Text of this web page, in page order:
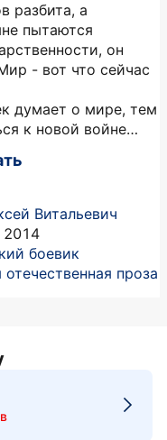
разбита, а
пытаются
он
- вот что сейчас
думает о мире, тем
к новой войне…
Витальевич
2014
боевик
проза